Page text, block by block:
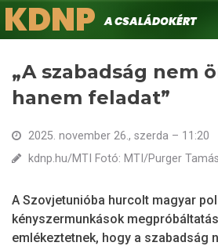
Ugrás
a
Keresés
KDNPA családokért.
„A szabadság nem
hanem feladat”
2025. november 26., szerda – 11:20
kdnp.hu/MTI Fotó: MTI/Purger Tamás
A Szovjetunióba hurcolt magyar
kényszermunkások
emlékeztetnek, hogy a szabadság